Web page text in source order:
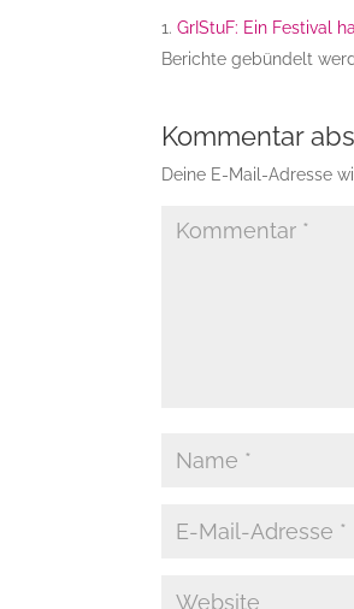
GrIStuF: Ein Festival
Berichte gebündelt
Kommentar
Deine E-Mail-Adresse